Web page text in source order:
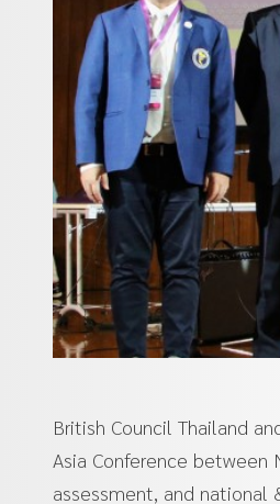
British Council Thailand
Asia Conference between
assessment, and national